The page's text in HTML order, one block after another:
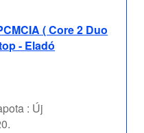
( Core 2 Duo
- Eladó
: Új